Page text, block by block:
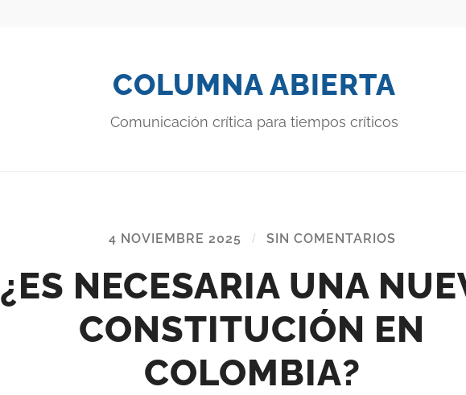
COLUMNA ABIERTA
Comunicación crítica para tiempos críticos
4 NOVIEMBRE 2025 / SIN COMENTARIOS
¿ES NECESARIA UNA
CONSTITUCIÓN EN
COLOMBIA?